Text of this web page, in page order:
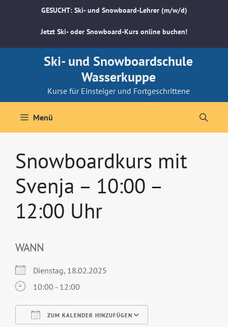
GESUCHT: Ski- und Snowboard-Lehrer (m/w/d)
Jetzt Ski- oder Snowboard-Kurs online buchen!
Ski- und Snowboardschule
Wasserkuppe
Kurse für Einsteiger und Fortgeschrittene
Menü
Snowboardkurs mit
Svenja – 10:00 –
12:00 Uhr
WANN
Dienstag, 18.02.2025
10:00 - 12:00
ZUM KALENDER HINZUFÜGEN